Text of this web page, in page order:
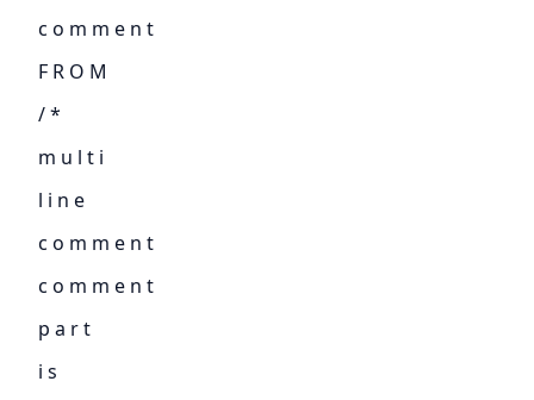
c o m m e n t
F R O M
/ *
m u l t i
l i n e
c o m m e n t
c o m m e n t
p a r t
i s